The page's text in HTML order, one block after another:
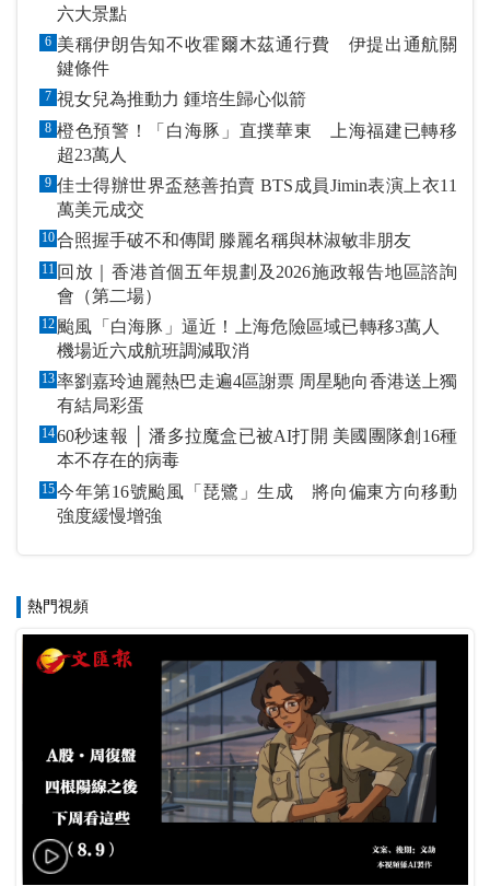
六大景點
6 美稱伊朗告知不收霍爾木茲通行費 伊提出通航關
鍵條件
7 視女兒為推動力 鍾培生歸心似箭
8 橙色預警！「白海豚」直撲華東 上海福建已轉移
超23萬人
9 佳士得辦世界盃慈善拍賣 BTS成員Jimin表演上衣11
萬美元成交
10 合照握手破不和傳聞 滕麗名稱與林淑敏非朋友
11 回放｜香港首個五年規劃及2026施政報告地區諮詢
會（第二場）
12 颱風「白海豚」逼近！上海危險區域已轉移3萬人
機場近六成航班調減取消
13率劉嘉玲迪麗熱巴走遍4區謝票 周星馳向香港送上獨
有結局彩蛋
1460秒速報 │ 潘多拉魔盒已被AI打開 美國團隊創16種
本不存在的病毒
15今年第16號颱風「琵鷺」生成 將向偏東方向移動
強度緩慢增強
熱門視頻